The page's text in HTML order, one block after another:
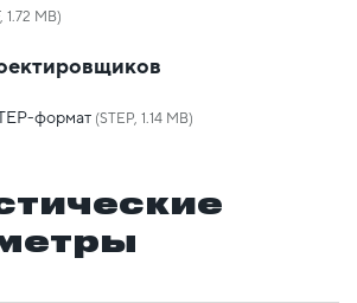
1.72 MB)
формат (STEP, 1.14 MB)